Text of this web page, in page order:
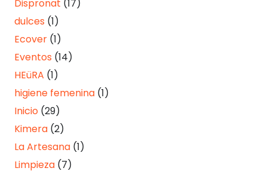
Dispronat (17)
dulces (1)
Ecover (1)
Eventos (14)
HEüRA (1)
higiene femenina (1)
Inicio (29)
Kimera (2)
La Artesana (1)
Limpieza (7)